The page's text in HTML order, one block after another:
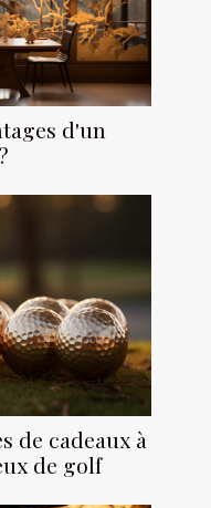
d'un
de cadeaux à
de golf